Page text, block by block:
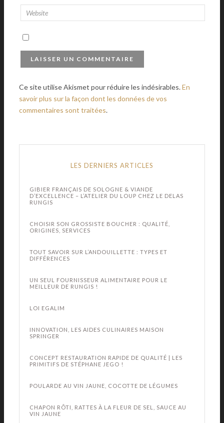
Ce site utilise Akismet pour réduire les indésirables.En
savoir plus sur la façon dont les données de vos
commentaires sont traitées.
LES DERNIERS ARTICLES
GIBIER FRANÇAIS DE SOLOGNE & VIANDE
D’EXCELLENCE – L’ATELIER DU LOUP CHEZ LE DELAS
RUNGIS
CHOISIR SON GROSSISTE BOUCHER : QUALITÉ,
ORIGINES, SERVICES
TOUT SAVOIR SUR L’ANDOUILLETTE : TYPES ET
DIFFÉRENCES
UN SEUL FOURNISSEUR ALIMENTAIRE POUR LE
MEILLEUR DE RUNGIS !
LOI EGALIM
INNOVATION, LES AIDES CULINAIRES MAISON
SPRINGER
CONCEPT RESTAURATION RAPIDE DE QUALITÉ | LES
PRIMITIFS DE STÉPHANE JEGO !
POULARDE AU VIN JAUNE, COCOTTE DE LÉGUMES
CHAPON RÔTI, RATTES À LA FLEUR DE SEL, SAUCE AU
VIN JAUNE